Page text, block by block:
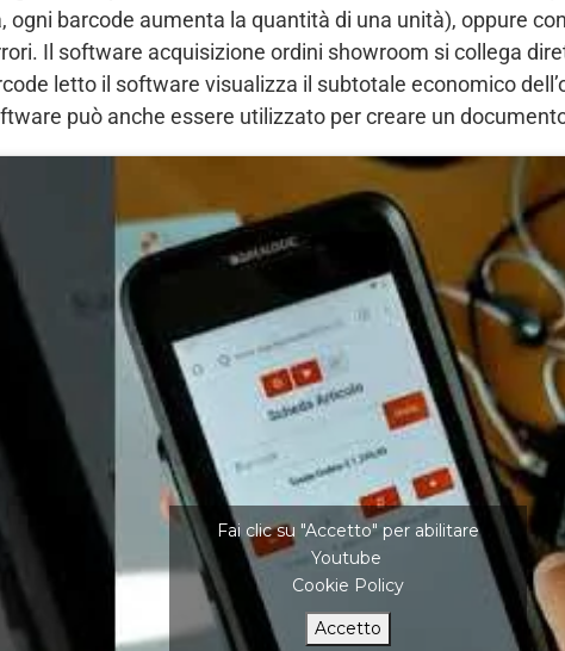
ogni barcode aumenta la quantità di una unità), oppure
Il software acquisizione ordini showroom si collega
letto il software visualizza il subtotale economico
può anche essere utilizzato per creare un
Fai clic su "Accetto" per abilitare
Youtube
Cookie Policy
Accetto